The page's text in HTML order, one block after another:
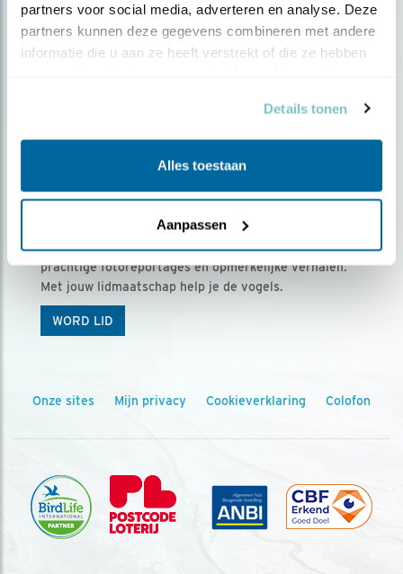
partners voor social media, adverteren en analyse. Deze
partners kunnen deze gegevens combineren met andere
informatie die u aan ze heeft verstrekt of die ze hebben
Details tonen
Alles toestaan
Aanpassen
Ontvang 5 x Vogels voor € 36,00 per jaar
Vogels is het tijdschrift voor onze leden, met
prachtige fotoreportages en opmerkelijke verhalen.
Met jouw lidmaatschap help je de vogels.
WORD LID
Onze sites Mijn privacy Cookieverklaring Colofon